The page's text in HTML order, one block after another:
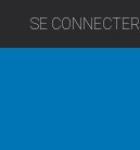
SE CONNECTER